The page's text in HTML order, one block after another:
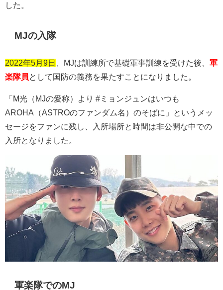
した。
MJの入隊
2022年5月9日 MJは訓練所で基礎軍事訓練を受けた後、 軍
楽隊員 として国防の義務を果たすことになりました。
「 M光（ MJの愛称）より # ミョンジュンはいつも
AROHA （ASTROのファンダム名）のそばに」というメッ
セージをファンに残し、
入所場所と時間は非公開な中での
入所となりました。
軍楽隊でのMJ